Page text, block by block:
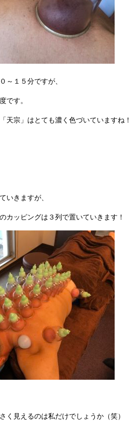
～１５分ですが、
です。
天宗」はとても濃く色づいていますね！
いきますが、
カッピングは３列で置いていきます！
く見えるのは私だけでしょうか（笑）